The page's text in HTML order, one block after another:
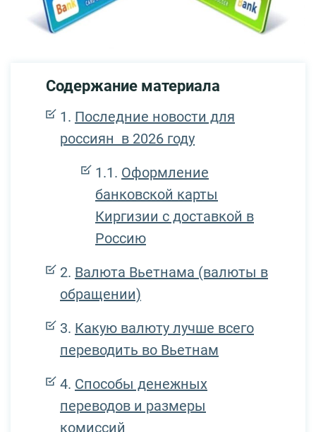
Содержание материала
Последние новости для
россиян в 2026 году
Оформление
банковской карты
Киргизии с доставкой в
Россию
Валюта Вьетнама (валюты в
обращении)
Какую валюту лучше всего
переводить во Вьетнам
Способы денежных
переводов и размеры
комиссий